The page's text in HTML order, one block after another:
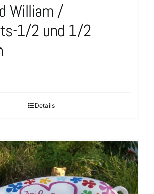
William /
1/2 und 1/2
Details